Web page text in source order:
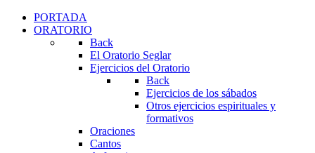
PORTADA
ORATORIO
Back
El Oratorio Seglar
Ejercicios del Oratorio
Back
Ejercicios de los sábados
Otros ejercicios espirituales y
formativos
Oraciones
Cantos